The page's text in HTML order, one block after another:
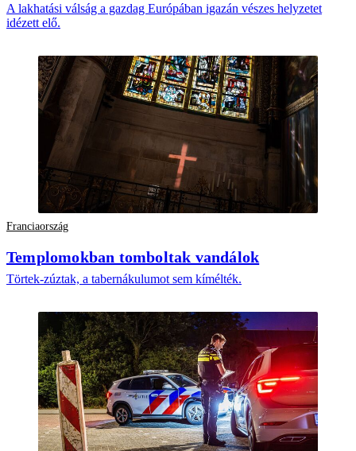
A lakhatási válság a gazdag Európában igazán vészes helyzetet
idézett elő.
Franciaország
Templomokban tomboltak vandálok
Törtek-zúztak, a tabernákulumot sem kímélték.